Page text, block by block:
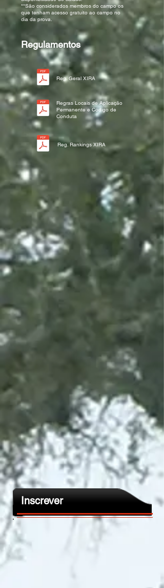
**São considerados membros do campo os
que tenham acesso gratuito ao campo no
dia da prova.
Regulamentos
Reg. Geral XIRA
Regras Locais de Aplicação
Permanente e Código de
Conduta
Reg. Rankings XIRA
Inscrever